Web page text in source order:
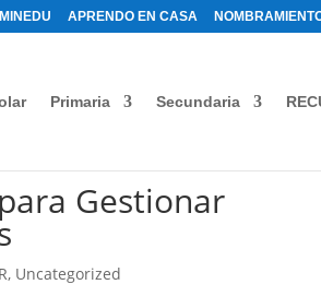
MINEDU APRENDO EN CASA
Primaria Secundaria
Gestionar
, Uncategorized